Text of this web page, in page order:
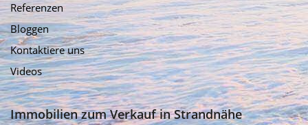
Referenzen
Bloggen
Kontaktiere uns
Videos
Immobilien zum Verkauf in Strandnähe